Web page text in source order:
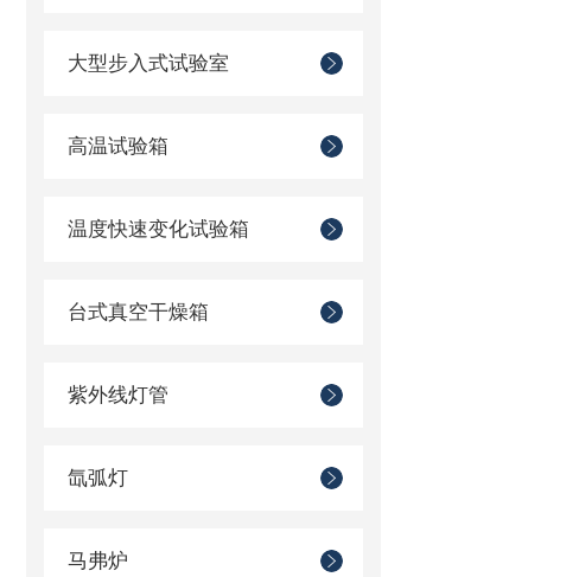
大型步入式试验室
高温试验箱
温度快速变化试验箱
台式真空干燥箱
紫外线灯管
氙弧灯
马弗炉